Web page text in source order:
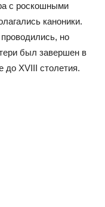
с роскошными
каноники.
но
был завершен в
до XVIII столетия.